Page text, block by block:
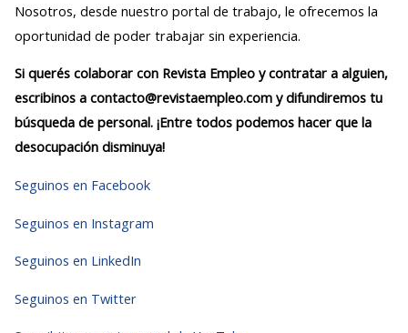
Nosotros, desde nuestro portal de trabajo, le ofrecemos la
oportunidad de poder trabajar sin experiencia.
Si querés colaborar con Revista Empleo y contratar a alguien,
escribinos a contacto@revistaempleo.com y difundiremos tu
búsqueda de personal. ¡Entre todos podemos hacer que la
desocupación disminuya!
Seguinos en Facebook
Seguinos en Instagram
Seguinos en LinkedIn
Seguinos en Twitter